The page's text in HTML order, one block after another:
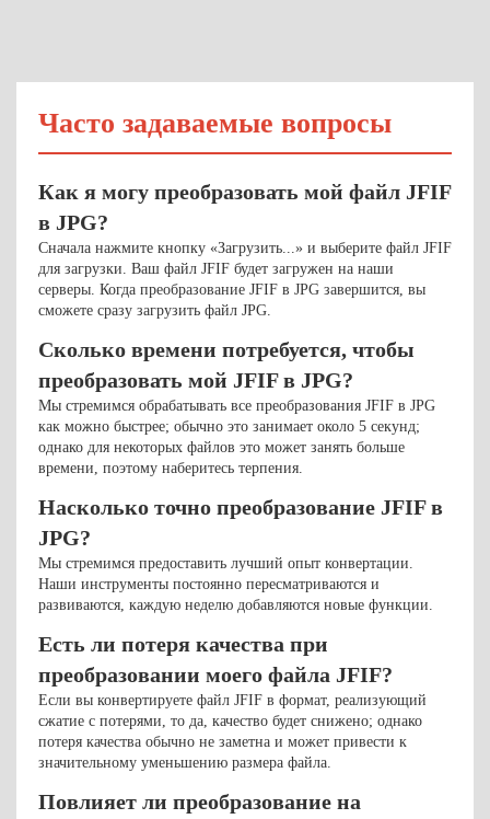
Часто задаваемые вопросы
Как я могу преобразовать мой файл JFIF
в JPG?
Сначала нажмите кнопку «Загрузить...» и выберите файл JFIF
для загрузки. Ваш файл JFIF будет загружен на наши
серверы. Когда преобразование JFIF в JPG завершится, вы
сможете сразу загрузить файл JPG.
Сколько времени потребуется, чтобы
преобразовать мой JFIF в JPG?
Мы стремимся обрабатывать все преобразования JFIF в JPG
как можно быстрее; обычно это занимает около 5 секунд;
однако для некоторых файлов это может занять больше
времени, поэтому наберитесь терпения.
Насколько точно преобразование JFIF в
JPG?
Мы стремимся предоставить лучший опыт конвертации.
Наши инструменты постоянно пересматриваются и
развиваются, каждую неделю добавляются новые функции.
Есть ли потеря качества при
преобразовании моего файла JFIF?
Если вы конвертируете файл JFIF в формат, реализующий
сжатие с потерями, то да, качество будет снижено; однако
потеря качества обычно не заметна и может привести к
значительному уменьшению размера файла.
Повлияет ли преобразование на